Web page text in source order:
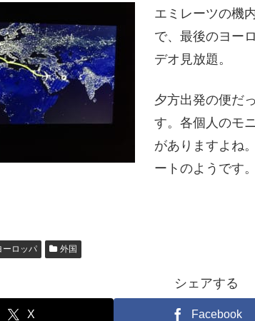
エミレーツの機
で、最後のヨー
デオ見放題。
夕方出発の便だ
す。各個人のモ
がありますよね
ートのようです。
ーロッパ 外国
シェアする
X Facebook